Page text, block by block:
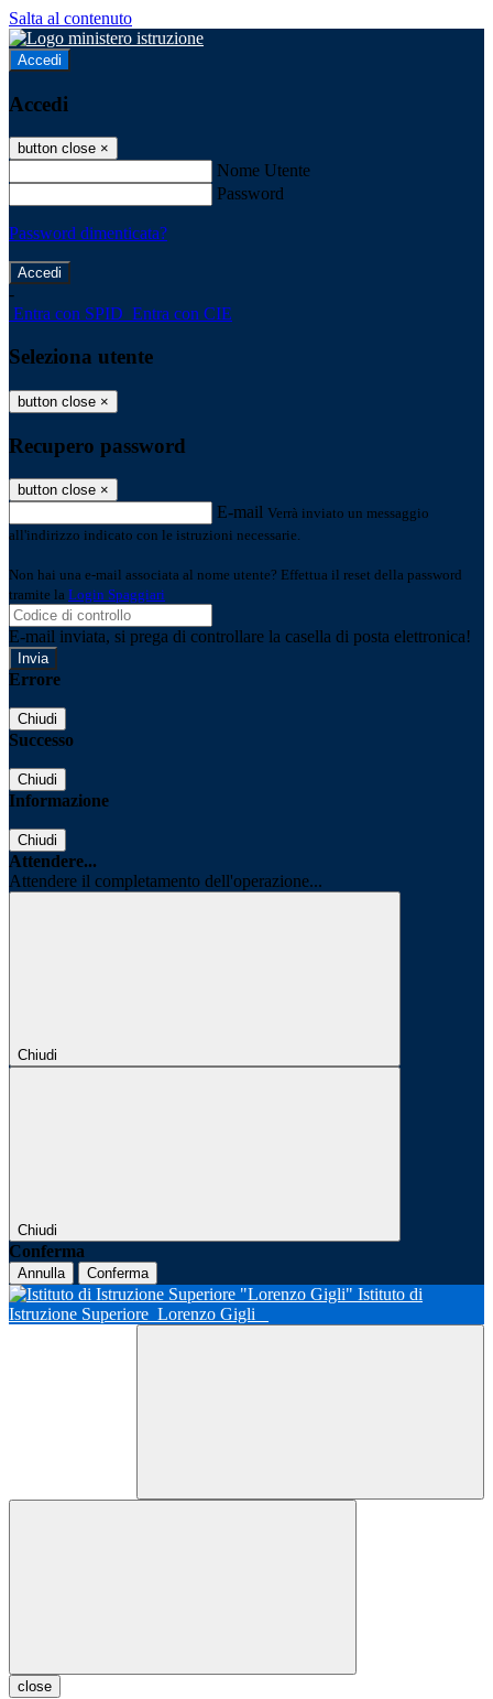
Salta al contenuto
Accedi
Accedi
button close ×
Nome Utente
Password
Password dimenticata?
-
Entra con SPID Entra con CIE
Seleziona utente
button close ×
Recupero password
button close ×
E-mail Verrà inviato un messaggio
all'indirizzo indicato con le istruzioni necessarie.
Non hai una e-mail associata al nome utente? Effettua il reset della password
tramite la Login Spaggiari
E-mail inviata, si prega di controllare la casella di posta elettronica!
Errore
Chiudi
Successo
Chiudi
Informazione
Chiudi
Attendere...
Attendere il completamento dell'operazione...
Chiudi
Chiudi
Conferma
Annulla Conferma
Istituto di
Istruzione Superiore Lorenzo Gigli
close